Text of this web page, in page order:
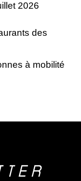
2026
des
à mobilité